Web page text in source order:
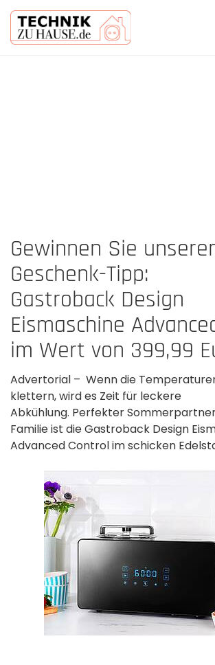
Gewinnen Sie
Geschenk-Tipp:
Gastroback Design
Eismaschine
im Wert von 399,99
Advertorial – Wenn die
klettern, wird es Zeit für leckere
Abkühlung. Perfekter
Familie ist die Gastroback Design
Advanced Control im schicken